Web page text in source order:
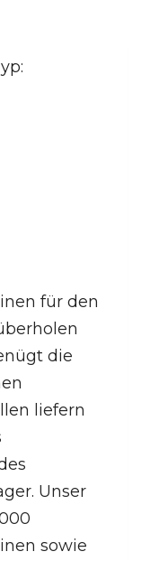
für den
die
liefern
Unser
sowie